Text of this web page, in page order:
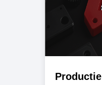
Productie